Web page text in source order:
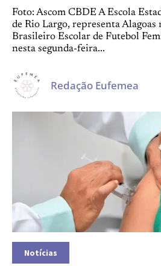
Foto: Ascom CBDE A Escola
de Rio Largo, representa Alagoas
Brasileiro Escolar de Futebol
nesta segunda-feira...
Redação Eufemea
Notícias